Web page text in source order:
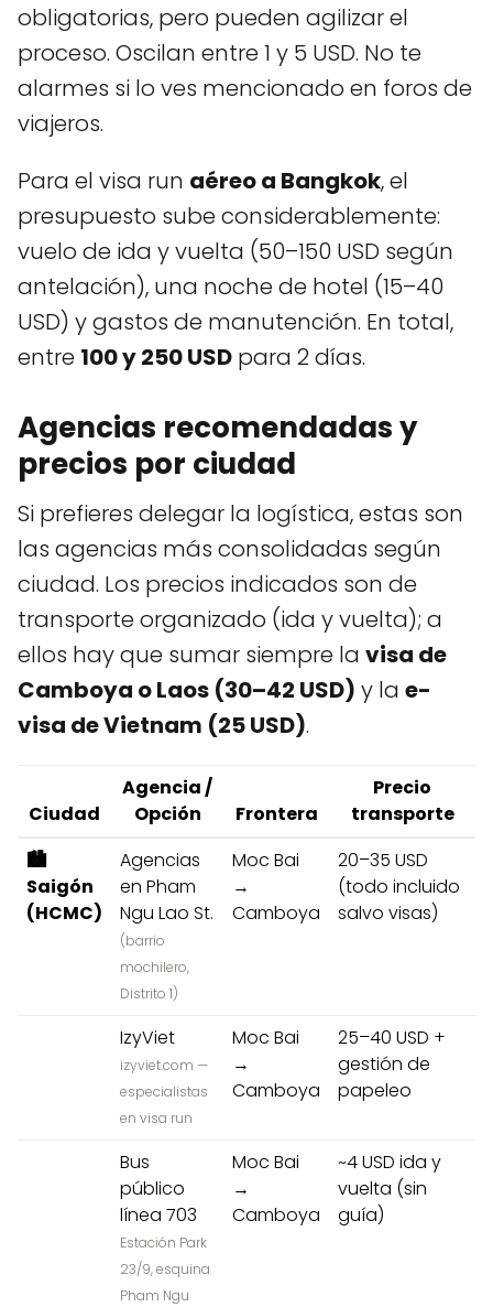
obligatorias, pero pueden agilizar el
proceso. Oscilan entre 1 y 5 USD. No te
alarmes si lo ves mencionado en foros de
viajeros.
Para el visa run aéreo a Bangkok, el
presupuesto sube considerablemente:
vuelo de ida y vuelta (50–150 USD según
antelación), una noche de hotel (15–40
USD) y gastos de manutención. En total,
entre 100 y 250 USD para 2 días.
Agencias recomendadas y
precios por ciudad
Si prefieres delegar la logística, estas son
las agencias más consolidadas según
ciudad. Los precios indicados son de
transporte organizado (ida y vuelta); a
ellos hay que sumar siempre la visa de
Camboya o Laos (30–42 USD) y la e-
visa de Vietnam (25 USD).
Ciudad
Agencia /
Opción
Frontera
Precio
transporte
🏙️
Saigón
(HCMC)
Agencias
en Pham
Ngu Lao St.
(barrio
mochilero,
Distrito 1)
Moc Bai
→
Camboya
20–35 USD
(todo incluido
salvo visas)
IzyViet
izyviet.com —
especialistas
en visa run
Moc Bai
→
Camboya
25–40 USD +
gestión de
papeleo
Bus
público
línea 703
Estación Park
23/9, esquina
Pham Ngu
Moc Bai
→
Camboya
~4 USD ida y
vuelta (sin
guía)